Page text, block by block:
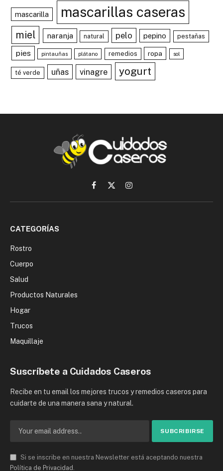
mascarilla mascarillas caseras
miel naranja natural pelo pepino pestañas
pies pintauñas plátano remedios ropa sol
té verde uñas vinagre yogurt
Facebook
X
(Twitter)
Instagram
CATEGORÍAS
Rostro
Cuerpo
Salud
Productos Naturales
Hogar
Trucos
Maquillaje
Suscríbete a Cuidados Caseros
Recibe en tu email los mejores trucos y remedios caseros para
cuidarte de una manera sana y natural.
Si se inscribe en nuestra Newsletter está aceptando nuestra
Política de Privacidad